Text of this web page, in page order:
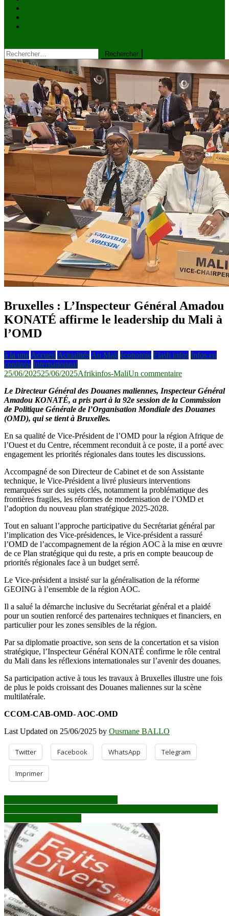
Rechercher :
Bruxelles : L’Inspecteur Général Amadou
KONATÉ affirme le leadership du Mali à
l’OMD
à la une Accueil Actualités Au Mali économie Flash infos Infos en
continus Internationnal
25/06/202525/06/2025Afrikinfos-MaliUn commentairesur
:
L’Inspecteur
Général
affirme
le
leadership
Mali
à
l’OMD
Le Directeur Général des Douanes maliennes, Inspecteur Général
Amadou KONATÉ, a pris part à la 92e session de la Commission
de Politique Générale de l’Organisation Mondiale des Douanes
(OMD), qui se tient à Bruxelles.
En sa qualité de Vice-Président de l’OMD pour la région Afrique de
l’Ouest et du Centre, récemment reconduit à ce poste, il a porté avec
engagement les priorités régionales dans toutes les discussions.
Accompagné de son Directeur de Cabinet et de son Assistante
technique, le Vice-Président a livré plusieurs interventions
remarquées sur des sujets clés, notamment la problématique des
frontières fragiles, les réformes de modernisation de l’OMD et
l’adoption du nouveau plan stratégique 2025-2028.
Tout en saluant l’approche participative du Secrétariat général par
l’implication des Vice-présidences, le Vice-président a rassuré
l’OMD de l’accompagnement de la région AOC à la mise en œuvre
de ce Plan stratégique qui du reste, a pris en compte beaucoup de
priorités régionales face à un budget serré.
Le Vice-président a insisté sur la généralisation de la réforme
GEOING à l’ensemble de la région AOC.
Il a salué la démarche inclusive du Secrétariat général et a plaidé
pour un soutien renforcé des partenaires techniques et financiers, en
particulier pour les zones sensibles de la région.
Par sa diplomatie proactive, son sens de la concertation et sa vision
stratégique, l’Inspecteur Général KONATÉ confirme le rôle central
du Mali dans les réflexions internationales sur l’avenir des douanes.
Sa participation active à tous les travaux à Bruxelles illustre une fois
de plus le poids croissant des Douanes maliennes sur la scène
multilatérale.
CCOM-CAB-OMD- AOC-OMD
Last Updated on 25/06/2025 by Ousmane BALLO
Twitter Facebook WhatsApp Telegram
Imprimer
Navigation
de
l’article